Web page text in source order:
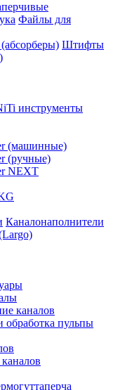
Файлы для
Штифты
инструменты
(машинные)
(ручные)
NEXT
Каналонаполнители
каналов
обработка пульпы